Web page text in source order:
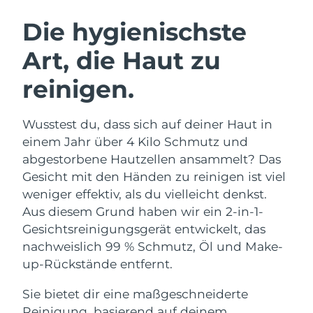
Die hygienischste
Art, die Haut zu
reinigen.
Wusstest du, dass sich auf deiner Haut in
einem Jahr über 4 Kilo Schmutz und
abgestorbene Hautzellen ansammelt? Das
Gesicht mit den Händen zu reinigen ist viel
weniger effektiv, als du vielleicht denkst.
Aus diesem Grund haben wir ein 2-in-1-
Gesichtsreinigungsgerät entwickelt, das
nachweislich 99 % Schmutz, Öl und Make-
up-Rückstände entfernt.
Sie bietet dir eine maßgeschneiderte
Gesichtsreinigung
Anti-aging massage
LUNA™ 4 Plus
Massage, LED heating
LUNA™ 4 Men
For men, anti-aging massage
Microcurrent toning
BEAR™ 2 go
Microcurrent toning on-the-go
BEAR™ 2 eyes & lips
Microcurrent line smoothing device
Hydratisierung
UFO™ 3 Set
Deep facial hydration
UFO™ 3 LED
device
Mundpflege
issa™ 4
Hybrid silicone sonic toothbrush
issa™ 4 plus
FAQ™ ANTI-AGING-BEHANDLUNG
Anti-aging LED-Behandlungen
NEW
Australien
Erwartete Lieferung
Österreich
Bahrain
Erwartete Lieferung
10/08/2026
Belgien
Erwartete Lieferung
09/08/2026
Bermuda
Erwartete Lieferung
15/08/2026
Bosnien und